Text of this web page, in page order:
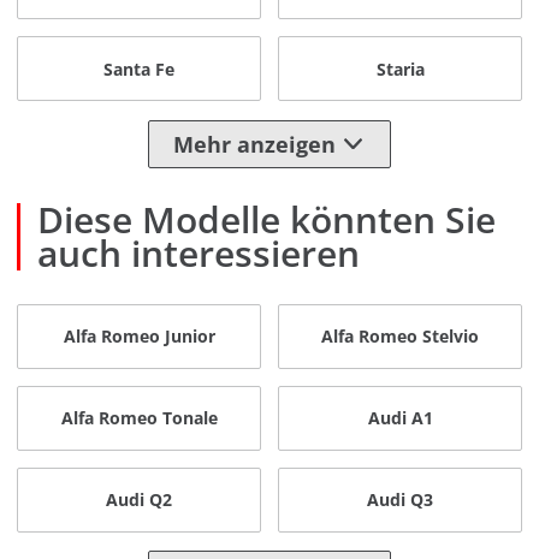
Santa Fe Staria
Mehr anzeigen
Diese Modelle könnten Sie
auch interessieren
Alfa Romeo Junior Alfa Romeo Stelvio
Alfa Romeo Tonale Audi A1
Audi Q2 Audi Q3